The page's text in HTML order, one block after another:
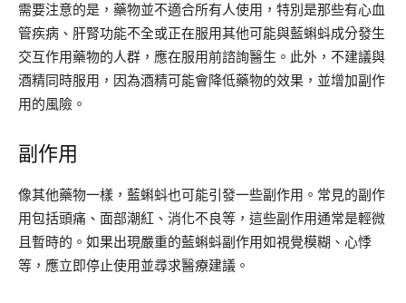
需要注意的是，藥物並不適合所有人使用，特別是那些有心血
管疾病、肝腎功能不全或正在服用其他可能與藍蝌蚪成分發生
交互作用藥物的人群，應在服用前諮詢醫生。此外，不建議與
酒精同時服用，因為酒精可能會降低藥物的效果，並增加副作
用的風險。
副作用
像其他藥物一樣，藍蝌蚪也可能引發一些副作用。常見的副作
用包括頭痛、面部潮紅、消化不良等，這些副作用通常是輕微
且暫時的。如果出現嚴重的藍蝌蚪副作用如視覺模糊、心悸
等，應立即停止使用並尋求醫療建議。